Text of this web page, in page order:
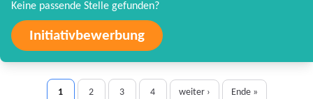
Keine passende Stelle gefunden?
Initiativbewerbung
1 2 3 4 weiter › Ende »